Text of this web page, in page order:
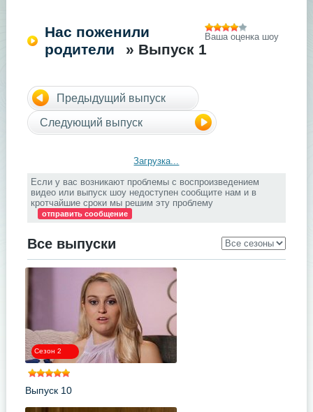
Нас поженили
родители
» Выпуск 1
Ваша оценка шоу
Предыдущий выпуск
Следующий выпуск
Загрузка...
Если у вас возникают проблемы с воспроизведением
видео или выпуск шоу недоступен сообщите нам и в
кротчайшие сроки мы решим эту проблему
отправить сообщение
Все выпуски
Сезон 2
Выпуск 10